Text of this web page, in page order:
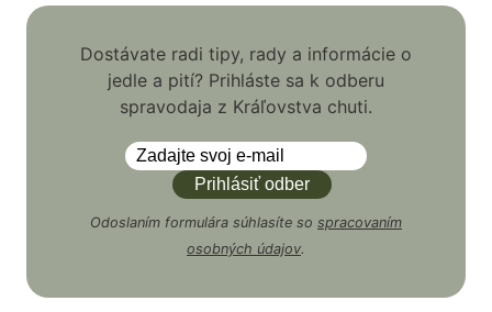
Dostávate radi tipy, rady a informácie o
jedle a pití? Prihláste sa k odberu
spravodaja z Kráľovstva chuti.
Odoslaním formulára súhlasíte so spracovaním
osobných údajov.